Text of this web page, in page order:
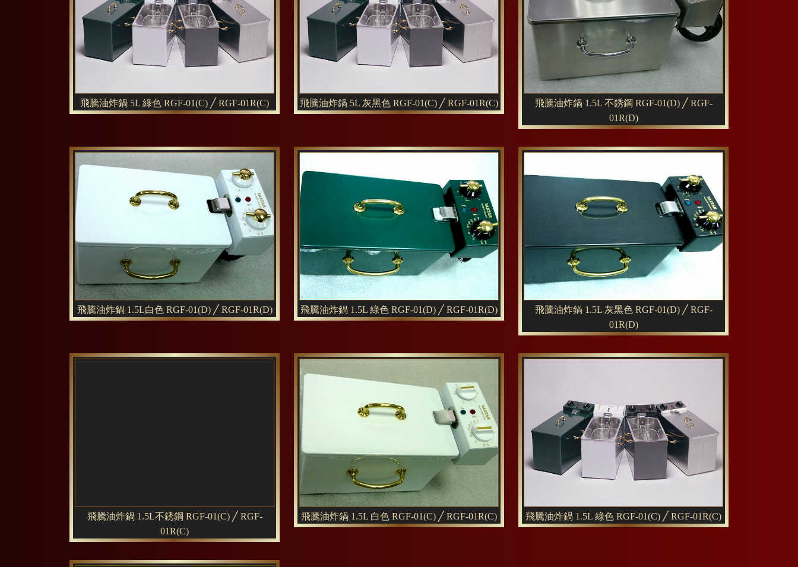
飛騰油炸鍋 5L 綠色 RGF-01(C) ╱ RGF-01R(C) 飛騰油炸鍋 5L 灰黑色 RGF-01(C) ╱ RGF-01R(C)
飛騰油炸鍋 1.5L 不銹鋼 RGF-01(D) ╱ RGF-
01R(D)
飛騰油炸鍋 1.5L白色 RGF-01(D) ╱ RGF-01R(D) 飛騰油炸鍋 1.5L 綠色 RGF-01(D) ╱ RGF-01R(D)
飛騰油炸鍋 1.5L 灰黑色 RGF-01(D) ╱ RGF-
01R(D)
飛騰油炸鍋 1.5L不銹鋼 RGF-01(C) ╱ RGF-
01R(C)
飛騰油炸鍋 1.5L 白色 RGF-01(C) ╱ RGF-01R(C) 飛騰油炸鍋 1.5L 綠色 RGF-01(C) ╱ RGF-01R(C)